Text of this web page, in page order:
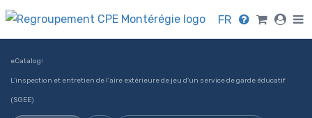
FR
eCatalog›
L'inspection et entretien de l'aire extérieure de jeu d'un service de garde éducatif
(SGEE)